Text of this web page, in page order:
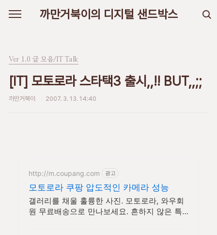
까만거북이의 디지털 샌드박스
Ver 1.0 글 모음/IT Talk
[IT] 모토로라 스타택3 출시,,!! BUT,,;;
까만거북이 2007. 3. 13. 14:40
http://m.coupang.com 광고
모토로라 쿠팡 압도적인 카메라 성능
갤러리를 채울 훌륭한 사진. 모토로라, 와우회
원 무료배송으로 만나보세요. 흔하지 않은 특